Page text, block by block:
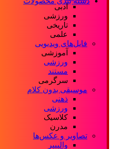
ادبی
ورزشی
تاریخی
علمی
فایل‌های ویدیویی
آموزشی
ورزشی
مستند
سرگرمی
موسیقی بدون کلام
ذهنی
ورزشی
کلاسیک
مدرن
تصاویر و عکس‌ها
والپیپر